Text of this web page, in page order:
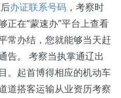
办证联系号码 ，考察时
正在“蒙速办”平台上查看
常办结，您就能够当天赶
告。 考察当执掌通辽出
。起首博得相应的机动车
道搭客运输从业资历考察